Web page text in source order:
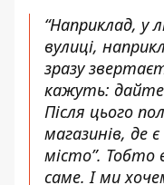
“Наприклад, у
вулиці,
зразу
кажуть: дайте
Після цього
магазинів, де
місто”. Тобто
саме. І ми